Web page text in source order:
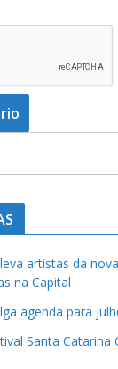
artistas da
na Capital
agenda para
Santa Catarina